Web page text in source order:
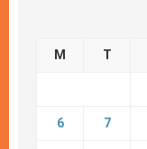
M T
6 7